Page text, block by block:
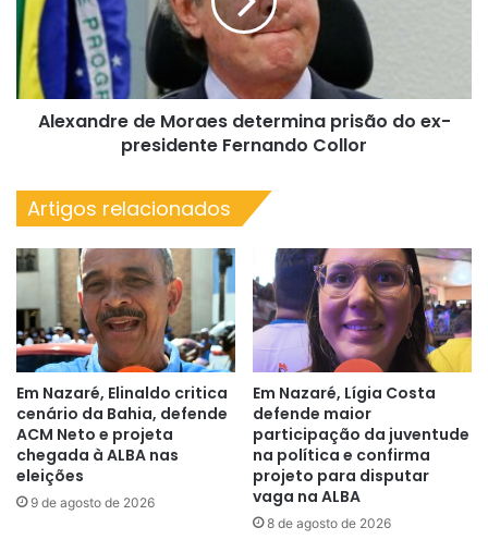
prisão
do
ex-
presidente
Fernando
CollorAlexandre de Moraes determina prisão do ex-
presidente Fernando Collor
Artigos relacionados
Em Nazaré, Elinaldo critica
cenário da Bahia, defende
ACM Neto e projeta
chegada à ALBA nas
eleições
9 de agosto de 2026
Em Nazaré, Lígia Costa
defende maior
participação da juventude
na política e confirma
projeto para disputar
vaga na ALBA
8 de agosto de 2026